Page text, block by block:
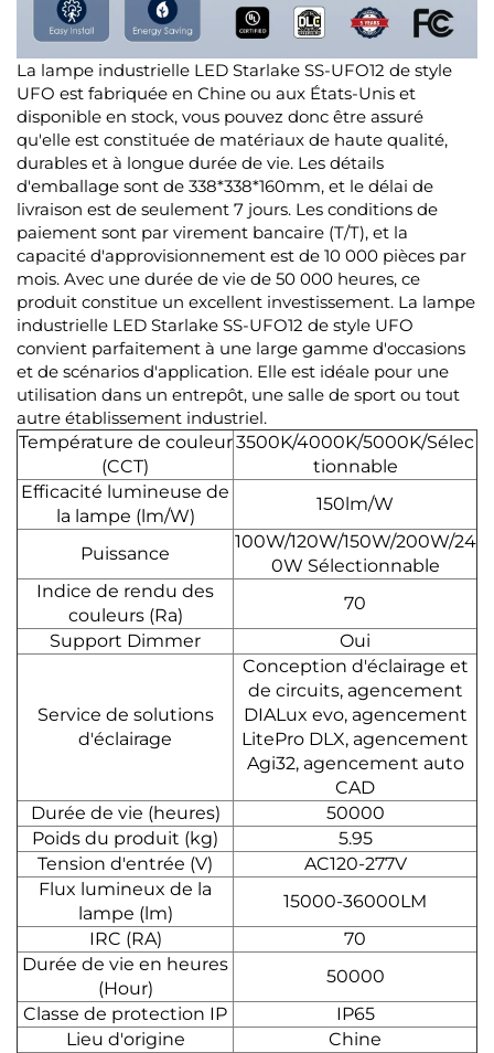
La lampe industrielle LED Starlake SS-UFO12 de style
UFO est fabriquée en Chine ou aux États-Unis et
disponible en stock, vous pouvez donc être assuré
qu'elle est constituée de matériaux de haute qualité,
durables et à longue durée de vie. Les détails
d'emballage sont de 338*338*160mm, et le délai de
livraison est de seulement 7 jours. Les conditions de
paiement sont par virement bancaire (T/T), et la
capacité d'approvisionnement est de 10 000 pièces par
mois. Avec une durée de vie de 50 000 heures, ce
produit constitue un excellent investissement. La lampe
industrielle LED Starlake SS-UFO12 de style UFO
convient parfaitement à une large gamme d'occasions
et de scénarios d'application. Elle est idéale pour une
utilisation dans un entrepôt, une salle de sport ou tout
autre établissement industriel.
Température de couleur
(CCT)
3500K/4000K/5000K/Sélec
tionnable
Efficacité lumineuse de
la lampe (lm/W)
150lm/W
Puissance
100W/120W/150W/200W/24
0W Sélectionnable
Indice de rendu des
couleurs (Ra)
70
Support Dimmer
Oui
Service de solutions
d'éclairage
Conception d'éclairage et
de circuits, agencement
DIALux evo, agencement
LitePro DLX, agencement
Agi32, agencement auto
CAD
Durée de vie (heures)
50000
Poids du produit (kg)
5.95
Tension d'entrée (V)
AC120-277V
Flux lumineux de la
lampe (lm)
15000-36000LM
IRC (RA)
70
Durée de vie en heures
(Hour)
50000
Classe de protection IP
IP65
Lieu d'origine
Chine